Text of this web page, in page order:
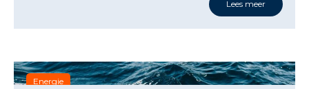
Lees meer
Energie